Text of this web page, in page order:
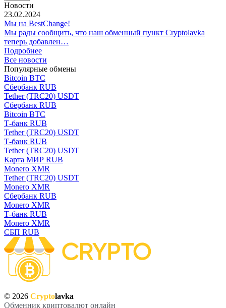
Новости
23.02.2024
Мы на BestChange!
Мы рады сообщить, что наш обменный пункт Cryptolavka
теперь добавлен…
Подробнее
Все новости
Популярные обмены
Bitcoin BTC
Сбербанк RUB
Tether (TRC20) USDT
Сбербанк RUB
Bitcoin BTC
Т-банк RUB
Tether (TRC20) USDT
Т-банк RUB
Tether (TRC20) USDT
Карта МИР RUB
Monero XMR
Tether (TRC20) USDT
Monero XMR
Сбербанк RUB
Monero XMR
Т-банк RUB
Monero XMR
СБП RUB
© 2026 Cryptolavka
Обменник криптовалют онлайн